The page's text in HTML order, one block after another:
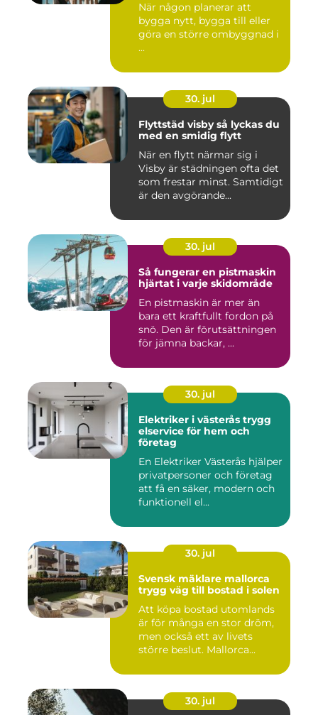
När någon planerar att
bygga nytt, bygga till eller
göra en större ombyggnad i
...
30. jul
Flyttstäd visby så lyckas du
med en smidig flytt
När en flytt närmar sig i
Visby är städningen ofta det
som frestar minst. Samtidigt
är den avgörande...
30. jul
Så fungerar en pistmaskin
hjärtat i varje skidområde
En pistmaskin är mer än
bara ett kraftfullt fordon på
snö. Den är förutsättningen
för jämna backar, ...
30. jul
Elektriker i västerås trygg
elservice för hem och
företag
En Elektriker Västerås hjälper
privatpersoner och företag
att få en säker, modern och
funktionell el...
30. jul
Svensk mäklare mallorca
trygg väg till bostad i solen
Att köpa bostad utomlands
är för många en stor dröm,
men också ett av livets
större beslut. Mallorca...
30. jul